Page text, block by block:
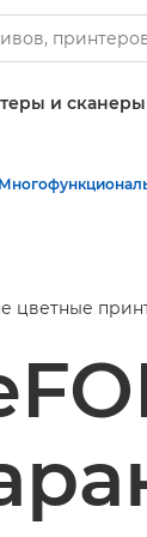
и сканеры
цветные